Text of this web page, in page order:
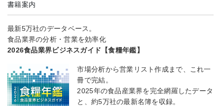
書籍案内
最新5万社のデータベース。
食品業界の分析・営業を効率化
2026食品業界ビジネスガイド【食糧年鑑】
市場分析から営業リスト作成まで、これ一
冊で完結。
2025年の食品産業界を完全網羅したデータ
と、約5万社の最新名簿を収録。